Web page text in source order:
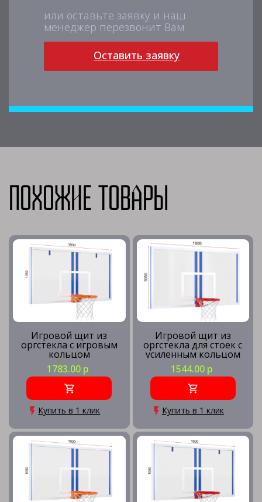
или оставьте заявку и наш
менеджер перезвонит Вам
Оставить заявку
Похожие товары
Игровой щит из
оргстекла с игровым
кольцом
1783.00 р
Купить в 1 клик
Игровой щит из
оргстекла для стоек с
усиленным кольцом
1544.00 р
Купить в 1 клик